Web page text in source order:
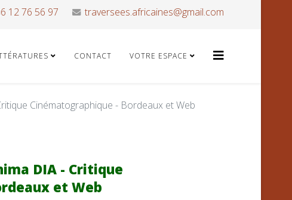
12 76 56 97 traversees.africaines@gmail.com
CONTACT VOTRE ESPACE
Cinématographique - Bordeaux et Web
DIA - Critique
et Web